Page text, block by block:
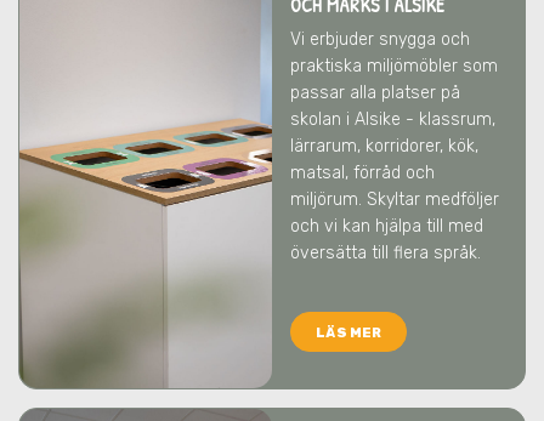
Vi erbjuder snygga och
praktiska miljömöbler som
passar alla platser på
skolan i Alsike - klassrum,
lärrarum, korridorer, kök,
matsal, förråd och
miljörum. Skyltar medföljer
och vi kan hjälpa till med
översätta till flera språk.
LÄS MER